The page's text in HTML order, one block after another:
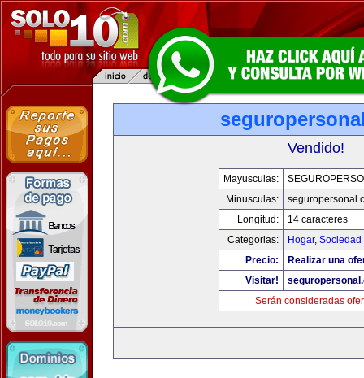
Vendido!
Mayusculas:
Minusculas:
Longitud:
14 caracteres
Categorias:
Hogar, Sociedad
Precio:
Realizar una
Visitar!
Serán consideradas